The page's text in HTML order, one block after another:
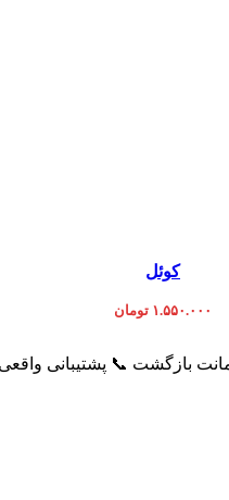
کوئل
۱.۵۵۰.۰۰۰ تومان